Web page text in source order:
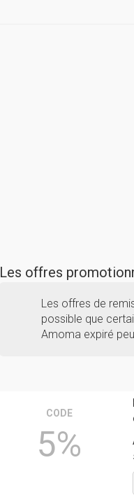
Les offres
Les offres de
possible que
Amoma expiré
CODE
5%